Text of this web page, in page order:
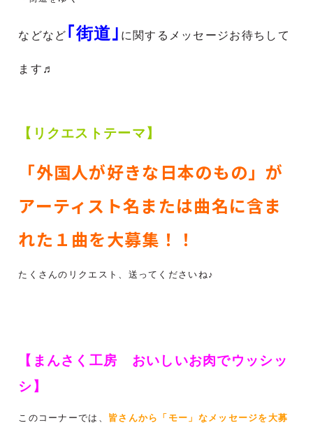
などなど ｢街道｣ に関するメッセージお待ちして
ます♬
【リクエストテーマ】
「外国人が好きな日本のもの」が
アーティスト名または曲名に含ま
れた１曲を大募集！！
たくさんのリクエスト、送ってくださいね♪
【まんさく工房 おいしいお肉でウッシッ
シ】
このコーナーでは、 皆さんから「モー」なメッセージを大募